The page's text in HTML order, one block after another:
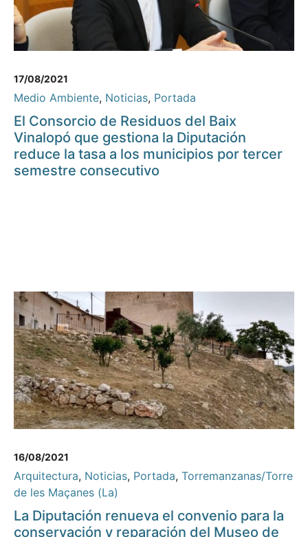
17/08/2021
Medio Ambiente, Noticias, Portada
El Consorcio de Residuos del Baix
Vinalopó que gestiona la Diputación
reduce la tasa a los municipios por tercer
semestre consecutivo
16/08/2021
Arquitectura, Noticias, Portada, Torremanzanas/Torre
de les Maçanes (La)
La Diputación renueva el convenio para la
conservación y reparación del Museo de